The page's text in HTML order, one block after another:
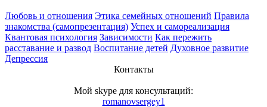
Любовь и отношения Этика семейных отношений Правила
знакомства (самопрезентация) Успех и самореализация
Квантовая психология Зависимости Как пережить
расставание и развод Воспитание детей Духовное развитие
Депрессия
Контакты
Мой skype для консультаций:
romanovsergey1